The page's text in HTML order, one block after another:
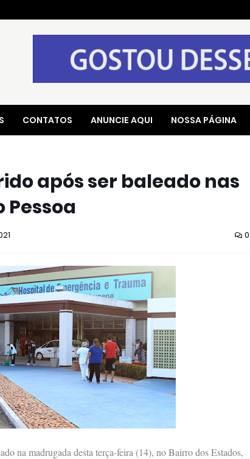
CONTATOS ANUNCIE AQUI NOSSA PÁGINA
após ser baleado nas
Pessoa
0
na madrugada desta terça-feira (14), no Bairro dos Estados,